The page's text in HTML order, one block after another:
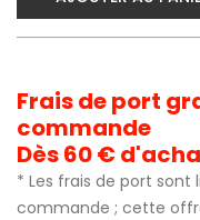
Frais de port
commande
Dès 60 €
* Les frais de port
commande ; cette